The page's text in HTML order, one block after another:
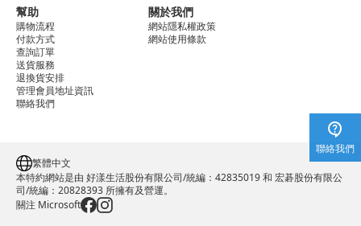
幫助
購物流程
付款方式
查詢訂單
送貨服務
退換貨安排
管理會員地址資訊
聯絡我們
關於我們
網站隱私權政策
網站使用條款
繁體中文
本特約網站是由 好漾生活股份有限公司/統編：42835019 和 宏碁股份有限公
司/統編：20828393 所擁有及營運。
關注 Microsoft
聯絡我們